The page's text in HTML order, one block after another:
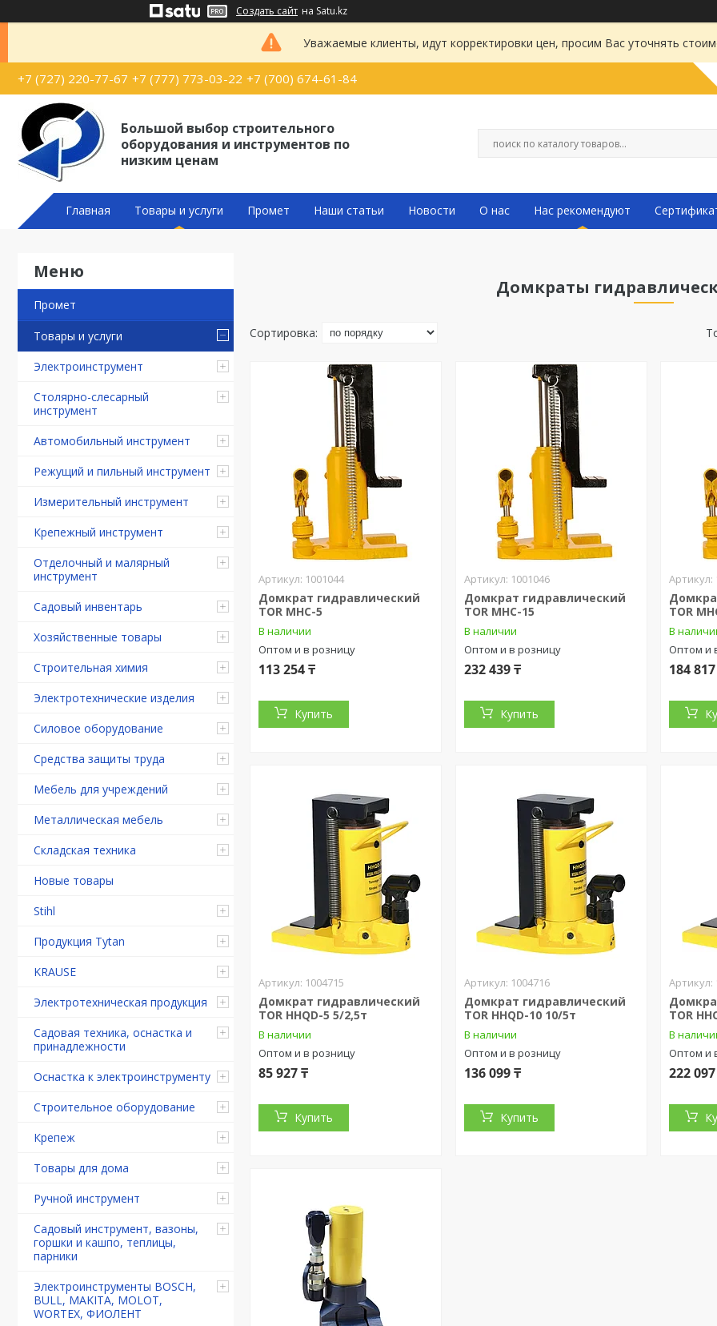
Создать сайт на Satu.kz
Уважаемые клиенты, идут корректировки цен, просим Вас уточнять
+7 (727) 220-77-67 +7 (777) 773-03-22 +7 (700) 674-61-84
Большой выбор строительного
оборудования и инструментов по
низким ценам
Главная Товары и услуги Промет Наши статьи Новости О нас Нас рекомендуют
Промет
Товары и услуги
Электроинструмент
Столярно-слесарный
инструмент
Автомобильный инструмент
Режущий и пильный инструмент
Измерительный инструмент
Крепежный инструмент
Отделочный и малярный
инструмент
Садовый инвентарь
Хозяйственные товары
Строительная химия
Электротехнические изделия
Силовое оборудование
Средства защиты труда
Мебель для учреждений
Металлическая мебель
Складская техника
Новые товары
Stihl
Продукция Tytan
KRAUSE
Электротехническая продукция
Садовая техника, оснастка и
принадлежности
Оснастка к электроинструменту
Строительное оборудование
Крепеж
Товары для дома
Ручной инструмент
Садовый инструмент, вазоны,
горшки и кашпо, теплицы,
парники
Электроинструменты BOSCH,
BULL, MAKITA, MOLOT,
WORTEX, ФИОЛЕНТ
Домкраты
1001044
Домкрат гидравлический
TOR MHC-5
В наличии
Оптом и в розницу
113 254 ₸
Купить
1001046
Домкрат гидравлический
TOR MHC-15
В наличии
Оптом и в розницу
232 439 ₸
Купить
TOR
В
Оптом и
184
1004715
Домкрат гидравлический
TOR HHQD-5 5/2,5т
В наличии
Оптом и в розницу
85 927 ₸
Купить
1004716
Домкрат гидравлический
TOR HHQD-10 10/5т
В наличии
Оптом и в розницу
136 099 ₸
Купить
TOR
В
Оптом и
222